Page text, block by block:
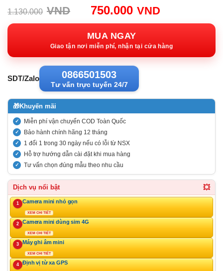
1.130.000 VND
Giá
gốc:
1.130.000VND.
750.000 VND
hiện
MUA NGAY
Giao tận nơi miễn phí, nhận tại cửa hàng
SDT/Zalo 0866501503
Tư vấn trực tuyến 24/7
🎁Khuyến mãi
Miễn phí vận chuyển COD Toàn Quốc
Bảo hành chính hãng 12 tháng
1 đổi 1 trong 30 ngày nếu có lỗi từ NSX
Hỗ trợ hướng dẫn cài đặt khi mua hàng
Tư vấn chọn đúng mẫu theo nhu cầu
Dịch vụ nổi bật 💥
1 Camera mini nhỏ gọn
XEM CHI TIẾT
2 Camera mini dùng sim 4G
XEM CHI TIẾT
3 Máy ghi âm mini
XEM CHI TIẾT
4 Định vị từ xa GPS